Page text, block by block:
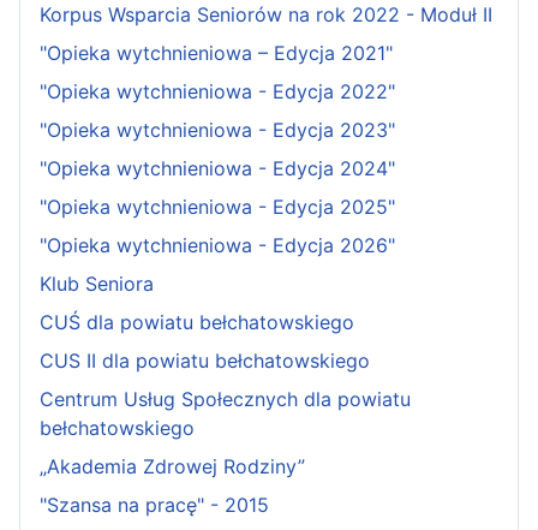
Korpus Wsparcia Seniorów na rok 2022 - Moduł II
"Opieka wytchnieniowa – Edycja 2021"
"Opieka wytchnieniowa - Edycja 2022"
"Opieka wytchnieniowa - Edycja 2023"
"Opieka wytchnieniowa - Edycja 2024"
"Opieka wytchnieniowa - Edycja 2025"
"Opieka wytchnieniowa - Edycja 2026"
Klub Seniora
CUŚ dla powiatu bełchatowskiego
CUS II dla powiatu bełchatowskiego
Centrum Usług Społecznych dla powiatu
bełchatowskiego
„Akademia Zdrowej Rodziny”
"Szansa na pracę" - 2015